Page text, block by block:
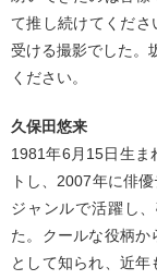
て推し続けてくだ
受ける撮影でした。
ください。
久保田悠来
1981年6月15日生ま
トし、2007年に俳
ジャンルで活躍し
た。クールな役柄
として知られ、近